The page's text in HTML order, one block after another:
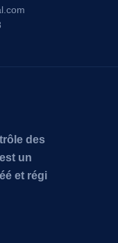
des
un
et régi